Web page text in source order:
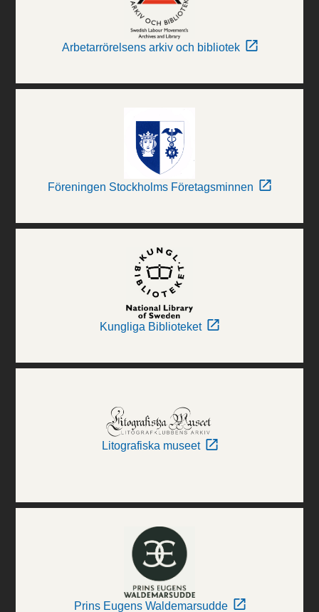
Arbetarrörelsens arkiv och bibliotek
Föreningen Stockholms Företagsminnen
Kungliga Biblioteket
Litografiska museet
Prins Eugens Waldemarsudde